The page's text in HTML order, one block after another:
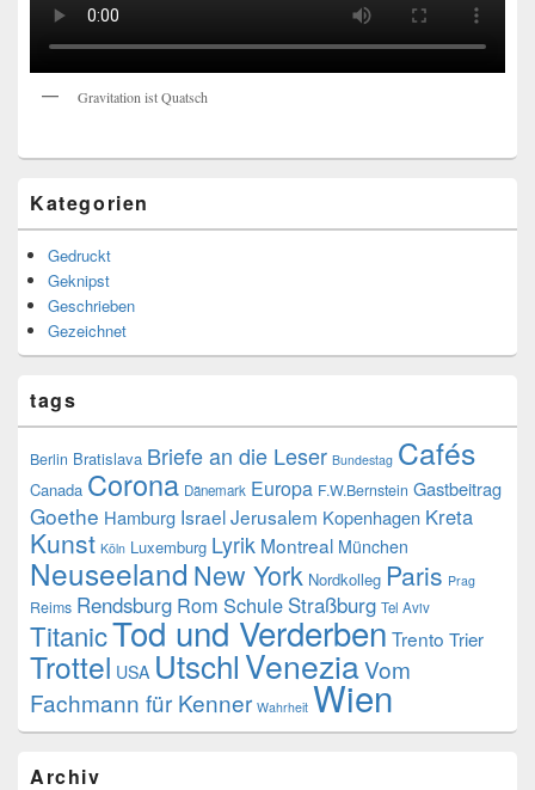
Gravitation ist Quatsch
Kategorien
Gedruckt
Geknipst
Geschrieben
Gezeichnet
tags
Berlin Bratislava Briefe an die Leser Bundestag Cafés
Canada Corona Dänemark Europa F.W.Bernstein Gastbeitrag
Goethe Hamburg IsraelJerusalem Kopenhagen Kreta
Kunst Köln Luxemburg Lyrik Montreal München
Neuseeland New York Nordkolleg Paris Prag
Reims Rendsburg Rom Schule Straßburg Tel Aviv
TitanicTod und Verderben Trento Trier
Trottel USA UtschlVeneziaVom
Fachmann für Kenner Wahrheit Wien
Archiv